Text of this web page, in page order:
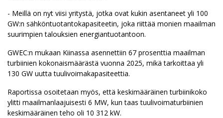
- Meillä on nyt viisi yritystä, jotka ovat kukin asentaneet yli 100
GW:n sähköntuotantokapasiteetin, joka riittää monien maailman
suurimpien talouksien energiantuotantoon.
GWEC:n mukaan Kiinassa asennettiin 67 prosenttia maailman
turbiinien kokonaismäärästä vuonna 2025, mikä tarkoittaa yli
130 GW uutta tuulivoimakapasiteettia.
Raportissa osoitetaan myös, että keskimääräinen turbiinikoko
ylitti maailmanlaajuisesti 6 MW, kun taas tuulivoimaturbiinien
keskimääräinen teho oli 10 312 kW.